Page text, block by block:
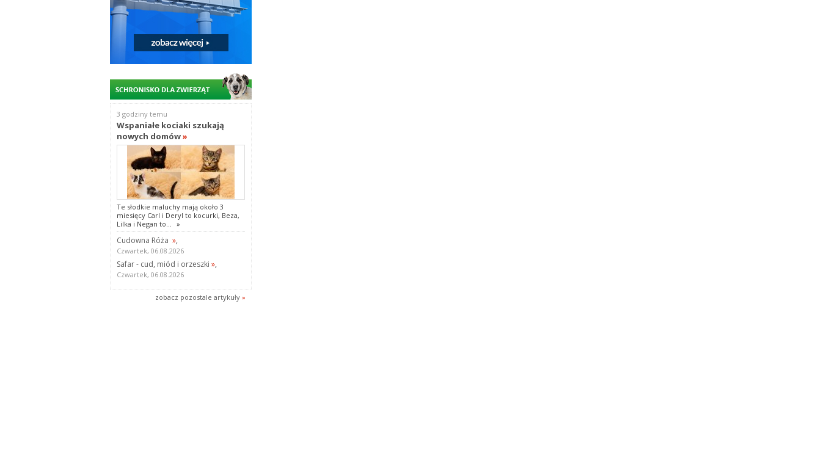
3 godziny temu
Wspaniałe kociaki szukają
nowych domów»
Te słodkie maluchy mają około 3
miesięcy Carl i Deryl to kocurki, Beza,
Lilka i Negan to... »
Cudowna Róża »,
Czwartek, 06.08.2026
Safar - cud, miód i orzeszki »,
Czwartek, 06.08.2026
zobacz pozostale artykuły »